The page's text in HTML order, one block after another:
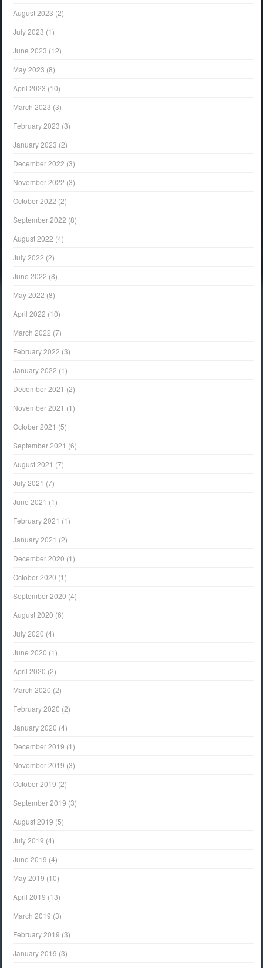
August 2023 (2)
July 2023 (1)
June 2023 (12)
May 2023 (8)
April 2023 (10)
March 2023 (3)
February 2023 (3)
January 2023 (2)
December 2022 (3)
November 2022 (3)
October 2022 (2)
September 2022 (8)
August 2022 (4)
July 2022 (2)
June 2022 (8)
May 2022 (8)
April 2022 (10)
March 2022 (7)
February 2022 (3)
January 2022 (1)
December 2021 (2)
November 2021 (1)
October 2021 (5)
September 2021 (6)
August 2021 (7)
July 2021 (7)
June 2021 (1)
February 2021 (1)
January 2021 (2)
December 2020 (1)
October 2020 (1)
September 2020 (4)
August 2020 (6)
July 2020 (4)
June 2020 (1)
April 2020 (2)
March 2020 (2)
February 2020 (2)
January 2020 (4)
December 2019 (1)
November 2019 (3)
October 2019 (2)
September 2019 (3)
August 2019 (5)
July 2019 (4)
June 2019 (4)
May 2019 (10)
April 2019 (13)
March 2019 (3)
February 2019 (3)
January 2019 (3)